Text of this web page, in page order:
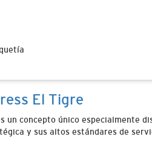
El Tigre
un concepto único especialmente
y sus altos estándares de